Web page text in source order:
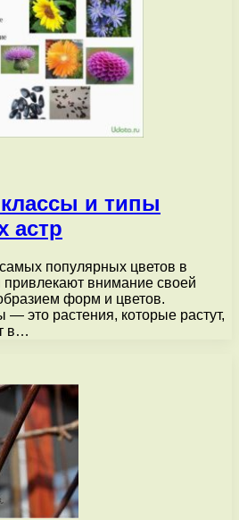
и типы
астр
популярных цветов в
внимание своей
форм и цветов.
— это растения, которые растут,
в…